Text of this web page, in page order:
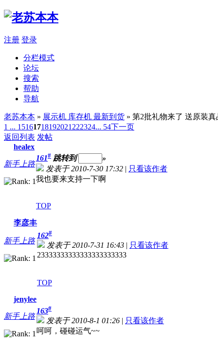
注册 登录
分栏模式
论坛
搜索
帮助
导航
老苏本本 » 展示机 库存机 最新到货 » 第2批礼物来了 送原装
1 ... 15161718192021 222324... 54下一页
返回列表 发帖
healex
新手上路
161# 跳转到
»
发表于 2010-7-30 17:32 | 只看该作者
我也要来支持一下啊
TOP
李彦丰
新手上路
162#
发表于 2010-7-31 16:43 | 只看该作者
23333333333333333333333
TOP
jenylee
新手上路
163#
发表于 2010-8-1 01:26 | 只看该作者
呵呵，碰碰运气~~